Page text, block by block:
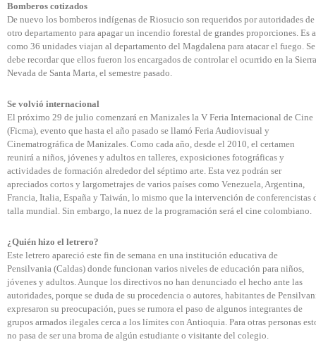
Bomberos cotizados
De nuevo los bomberos indígenas de Riosucio son requeridos por autoridades de
otro departamento para apagar un incendio forestal de grandes proporciones. Es
como 36 unidades viajan al departamento del Magdalena para atacar el fuego. Se
debe recordar que ellos fueron los encargados de controlar el ocurrido en la Sierra
Nevada de Santa Marta, el semestre pasado.
Se volvió internacional
El próximo 29 de julio comenzará en Manizales la V Feria Internacional de Cine
(Ficma), evento que hasta el año pasado se llamó Feria Audiovisual y
Cinematrográfica de Manizales. Como cada año, desde el 2010, el certamen
reunirá a niños, jóvenes y adultos en talleres, exposiciones fotográficas y
actividades de formación alrededor del séptimo arte. Esta vez podrán ser
apreciados cortos y largometrajes de varios países como Venezuela, Argentina,
Francia, Italia, España y Taiwán, lo mismo que la intervención de conferencistas
talla mundial. Sin embargo, la nuez de la programación será el cine colombiano.
¿Quién hizo el letrero?
Este letrero apareció este fin de semana en una institución educativa de
Pensilvania (Caldas) donde funcionan varios niveles de educación para niños,
jóvenes y adultos. Aunque los directivos no han denunciado el hecho ante las
autoridades, porque se duda de su procedencia o autores, habitantes de
expresaron su preocupación, pues se rumora el paso de algunos integrantes de
grupos armados ilegales cerca a los límites con Antioquia. Para otras personas
no pasa de ser una broma de algún estudiante o visitante del colegio.